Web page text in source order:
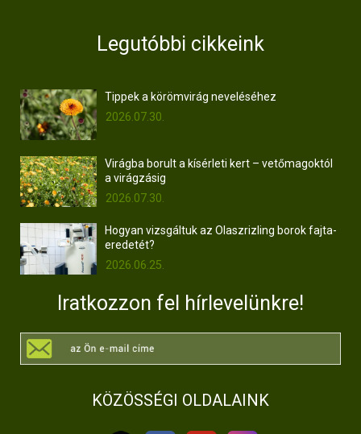
Legutóbbi cikkeink
Tippek a körömvirág neveléséhez
2026.07.30.
Virágba borult a kísérleti kert – vetőmagoktól
a virágzásig
2026.07.30.
Hogyan vizsgáltuk az Olaszrizling borok fajta-
eredetét?
2026.06.25.
Iratkozzon fel hírlevelünkre!
KÖZÖSSÉGI OLDALAINK